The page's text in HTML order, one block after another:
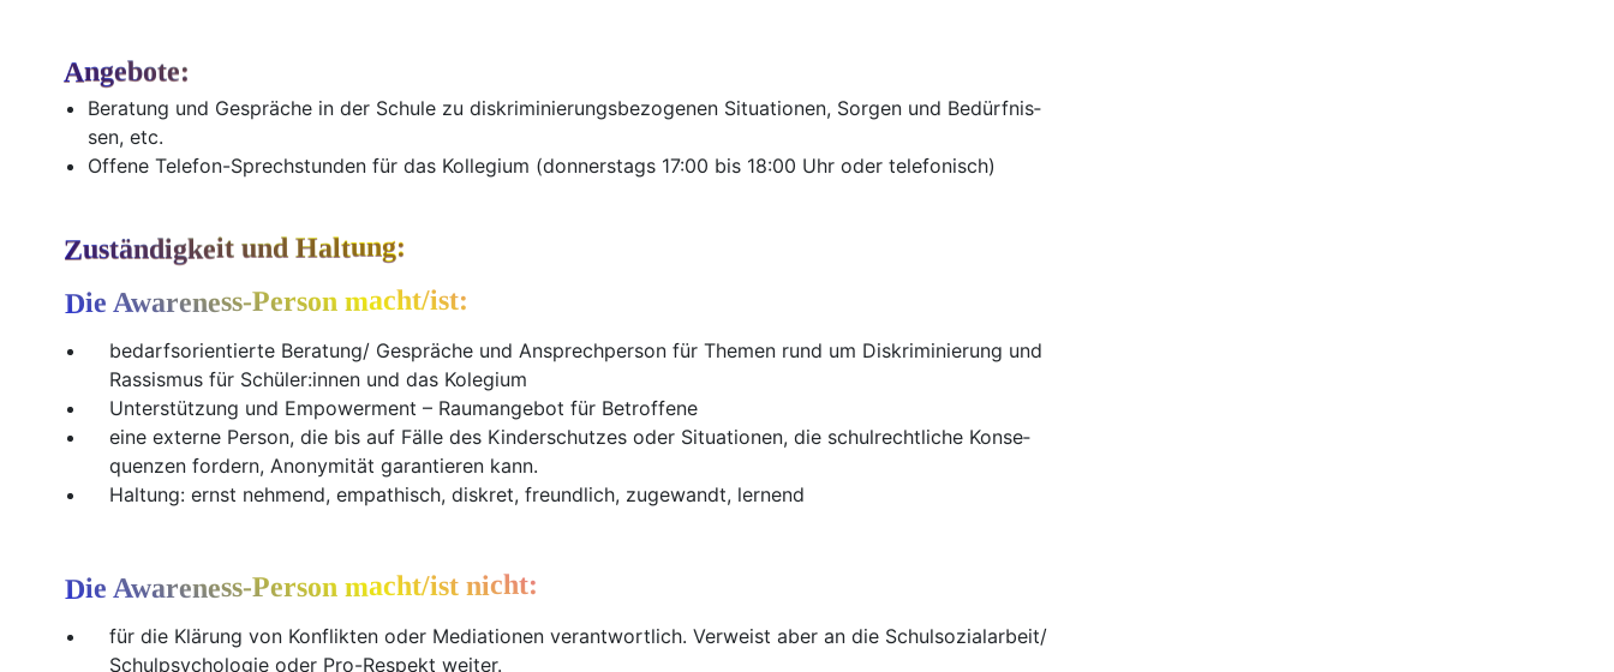
Angebote:
Bera­tung und Gesprä­che in der Schu­le zu dis­kri­mi­nie­rungs­be­zo­ge­nen Situa­tio­nen, Sor­gen und Bedürf­nis­
sen, etc.
Offe­ne Telefon-Sprechstunden für das Kol­le­gi­um (don­ners­tags 17:00 bis 18:00 Uhr oder telefonisch)
Zuständigkeit und Haltung:
Die Awareness-Person macht/ist:
bedarfs­ori­en­tier­te Beratung/ Gesprä­che und Ansprech­per­son für The­men rund um Dis­kri­mi­nie­rung und
Ras­sis­mus für Schüler:innen und das Kolegium
Unter­stüt­zung und Empower­ment – Raum­an­ge­bot für Betroffene
eine exter­ne Per­son, die bis auf Fäl­le des Kin­der­schut­zes oder Situa­tio­nen, die schul­recht­li­che Kon­se­
quen­zen for­dern, Anony­mi­tät garan­tie­ren kann.
Hal­tung: ernst neh­mend, empa­thisch, dis­kret, freund­lich, zuge­wandt, lernend
Die Awareness-Person macht/ist nicht:
für die Klä­rung von Kon­flik­ten oder Media­tio­nen ver­ant­wort­lich. Ver­weist aber an die Schulsozialarbeit/
Schul­psy­cho­lo­gie oder Pro-Respekt weiter.